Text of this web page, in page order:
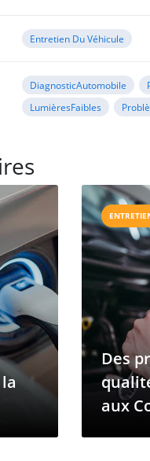
Entretien Du Véhicule
DiagnosticAutomobile
LumièresFaibles
Des
aux